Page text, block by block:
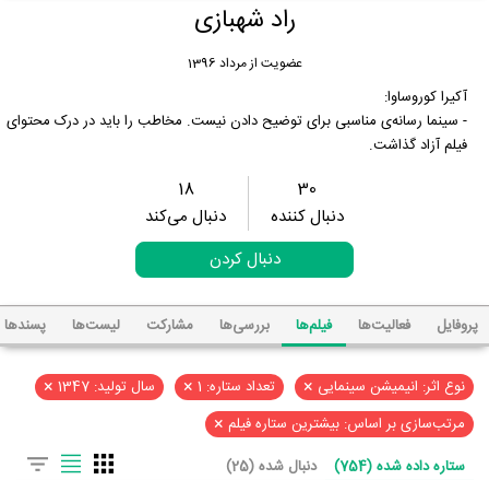
راد شهبازی
عضویت از مرداد 1396
آکیرا کوروساوا:
- سینما رسانه‌ی مناسبی برای توضیح دادن نیست. مخاطب را باید در درک محتوای
فیلم آزاد گذاشت.
30
دنبال کننده
18
دنبال می‌کند
دنبال کردن
پروفایل فعالیت‌ها فیلم‌ها بررسی‌ها مشارکت لیست‌ها پسند‌ها
نوع اثر: انیمیشن سینمایی × تعداد ستاره: 1 × سال تولید: 1347 ×
مرتب‌سازی بر اساس: بیشترین ستاره فیلم ×
ستاره داده شده (754) دنبال شده (25)